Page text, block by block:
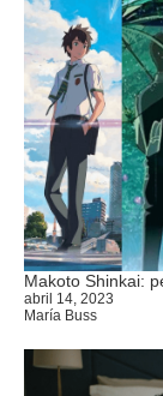
Makoto Shinkai:
abril 14, 2023
María Buss